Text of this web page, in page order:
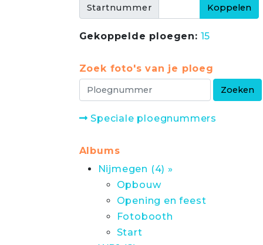
Startnummer
Gekoppelde ploegen: 15
Zoek foto's van je ploeg
Speciale ploegnummers
Albums
Nijmegen (4) »
Opbouw
Opening en feest
Fotobooth
Start